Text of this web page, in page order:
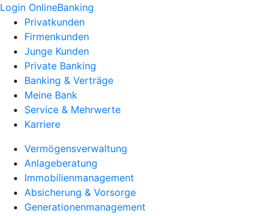
Login OnlineBanking
Privatkunden
Firmenkunden
Junge Kunden
Private Banking
Banking & Verträge
Meine Bank
Service & Mehrwerte
Karriere
Vermögensverwaltung
Anlageberatung
Immobilienmanagement
Absicherung & Vorsorge
Generationenmanagement